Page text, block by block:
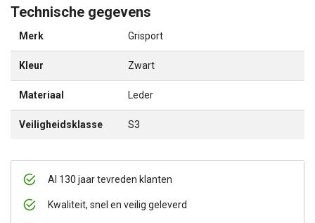
Al 130 jaar tevreden klanten
Kwaliteit, snel en veilig geleverd
Technische gegevens
Merk Grisport
Kleur Zwart
Materiaal Leder
Veiligheidsklasse S3